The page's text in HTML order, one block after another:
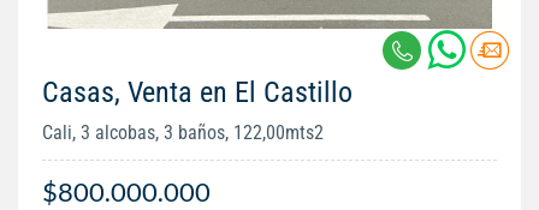
Casas, Venta en El Castillo
Cali, 3 alcobas, 3 baños, 122,00mts2
$800.000.000